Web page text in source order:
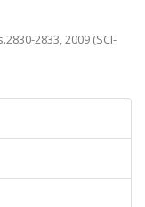
2833, 2009 (SCI-